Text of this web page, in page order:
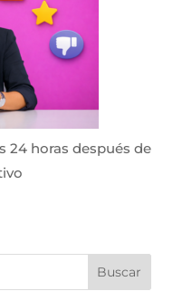
24 horas después de